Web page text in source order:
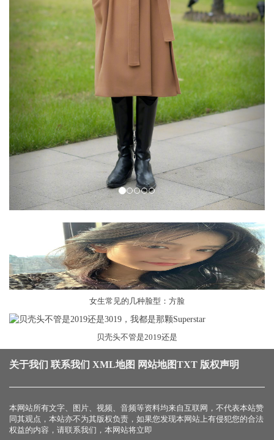
女生常见的几种脸型：方脸
贝壳头不管是2019还是
关于我们 联系我们 XML地图 网站地图TXT 版权声明
本网站所有文字、图片、视频、音频等资料均来自互联网，不代表本站赞
同其观点，本站亦不为其版权负责，如果您发现本网站上有侵犯您的合法
权益的内容，请联系我们，本网站将立即